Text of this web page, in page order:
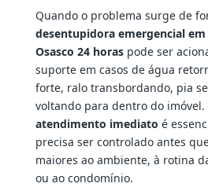
Quando o problema surge de
desentupidora emergencial
Osasco 24 horaspode ser
suporte em casos de água
forte, ralo transbordando, pia
voltando para dentro do imóvel.
atendimento imediato é
precisa ser controlado antes
maiores ao ambiente, à rotina
ou ao condomínio.